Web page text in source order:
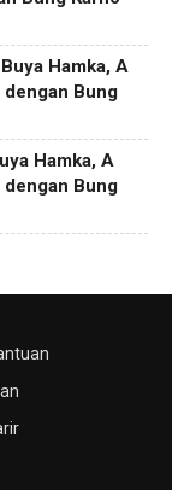
Hamka, A
dengan Bung
Hamka, A
dengan Bung